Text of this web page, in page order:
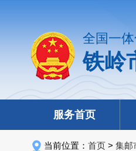
全国一
铁岭
服务首页
当前位置： 首页 > 集邮